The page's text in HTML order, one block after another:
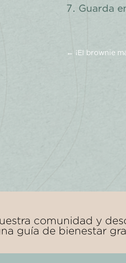
Guarda
← ¡El brownie
comunidad y
guía de bienestar